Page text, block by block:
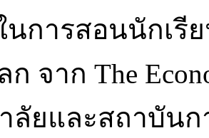
นการสอนนักเรี
จาก The
ลัยและสถาบัน